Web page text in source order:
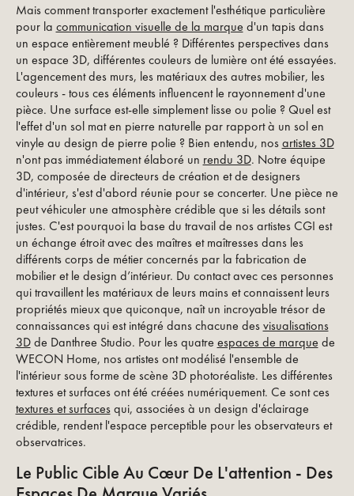
Mais comment transporter exactement l'esthétique particulière
pour la communication visuelle de la marque d'un tapis dans
un espace entièrement meublé ? Différentes perspectives dans
un espace 3D, différentes couleurs de lumière ont été essayées.
L'agencement des murs, les matériaux des autres mobilier, les
couleurs - tous ces éléments influencent le rayonnement d'une
pièce. Une surface est-elle simplement lisse ou polie ? Quel est
l'effet d'un sol mat en pierre naturelle par rapport à un sol en
vinyle au design de pierre polie ? Bien entendu, nosartistes 3D
n'ont pas immédiatement élaboré un rendu 3D. Notre équipe
3D, composée de directeurs de création et de designers
d'intérieur, s'est d'abord réunie pour se concerter. Une pièce ne
peut véhiculer une atmosphère crédible que si les détails sont
justes. C'est pourquoi la base du travail de nos artistes CGI est
un échange étroit avec des maîtres et maîtresses dans les
différents corps de métier concernés par la fabrication de
mobilier et le design d’intérieur. Du contact avec ces personnes
qui travaillent les matériaux de leurs mains et connaissent leurs
propriétés mieux que quiconque, naît un incroyable trésor de
connaissances qui est intégré dans chacune desvisualisations
3Dde Danthree Studio. Pour les quatre espaces de marque de
WECON Home, nos artistes ont modélisé l'ensemble de
l'intérieur sous forme de scène 3D photoréaliste. Les différentes
textures et surfaces ont été créées numériquement. Ce sont ces
textures et surfacesqui, associées à un design d'éclairage
crédible, rendent l'espace perceptible pour les observateurs et
observatrices.
Le Public Cible Au Cœur De L'attention - Des